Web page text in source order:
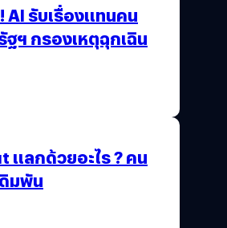
AI รับเรื่องแทนคน
ฯ กรองเหตุฉุกเฉิน
แลกด้วยอะไร ? คน
มพัน